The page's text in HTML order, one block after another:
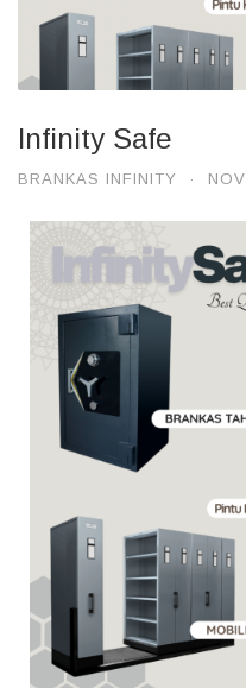
Infinity Safe
BRANKAS INFINITY ·